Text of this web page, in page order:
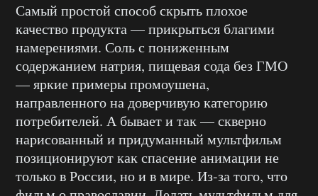
Самый простой способ скрыть плохое
качество продукта — прикрыться благими
намерениями. Соль с пониженным
содержанием натрия, пищевая сода без ГМО
— яркие примеры промоушена,
направленного на доверчивую категорию
потребителей. А бывает и так — скверно
нарисованный и придуманный мультфильм
позиционируют как спасение анимации не
только в России, но и в мире. Из-за того, что